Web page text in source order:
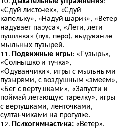
«Сдуй листочек», «Сдуй
капельку», «Надуй шарик», «Ветер
надувает паруса», «Лети, лети
пушинка» (пух, перо), выдувание
мыльных пузырей.
Подвижные игры: «Пузырь»,
«Солнышко и тучка»,
«Одуванчики», игры с мыльными
пузырями, с воздушным «змеем»,
«Бег с вертушками», «Запусти и
поймай летающую тарелку», игры
с вертушками, ленточками,
султанчиками на прогулке.
Психогимнастика: «Ветер».